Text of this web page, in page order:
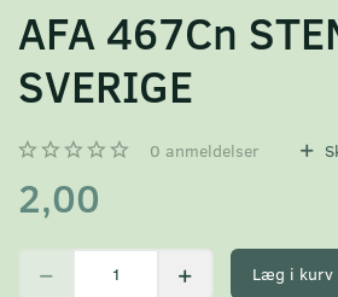
AFA 467Cn
SVERIGE
0 anmeldelser
2,00
Læg i kurv